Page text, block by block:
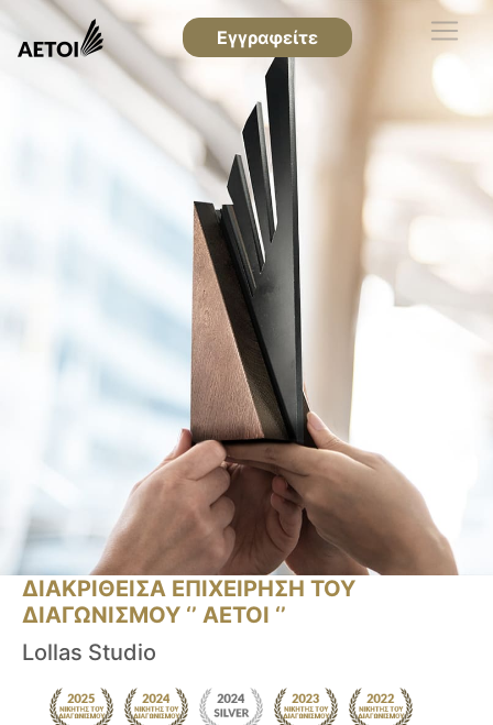
Εγγραφείτε
ΔΙΑΚΡΙΘΕΙΣΑ ΕΠΙΧΕΙΡΗΣΗ ΤΟΥ
ΔΙΑΓΩΝΙΣΜΟΥ ‘’ ΑΕΤΟΙ ‘’
Lollas Studio